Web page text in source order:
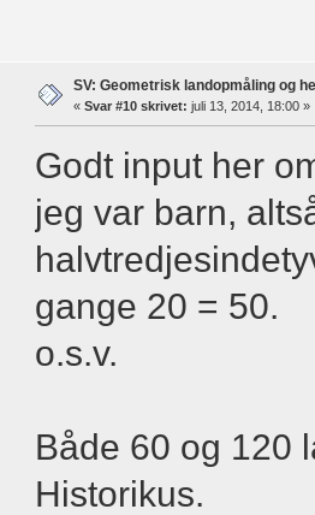
SV: Geometrisk landopmåling og
« Svar #10 skrivet: juli 13, 2014, 18:00 »
Godt input her
jeg var barn,
gange 20 = 50.
o.s.v.
Både 60 og 120
Historikus.